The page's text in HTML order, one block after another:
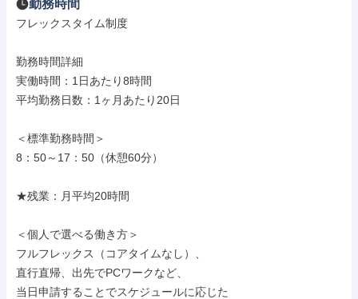
勤務時間
フレックスタイム制度
勤務時間詳細
実働時間：1日あたり8時間
平均勤務日数：1ヶ月あたり20日
＜標準勤務時間＞
8：50～17：50（休憩60分）
★残業：月平均20時間
＜個人で選べる働き方＞
フルフレックス（コアタイムなし）、
直行直帰、出先でPCワークなど、
当日申請することでスケジュールに応じた